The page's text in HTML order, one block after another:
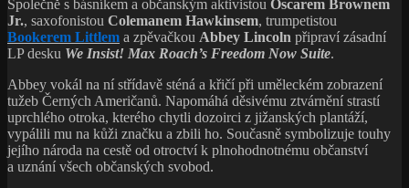
Společně s básníkem a občanským aktivistou Oscarem Brownem
Jr., saxofonistou Colemanem Hawkinsem, trumpetistou
Bookerem Littlem a zpěvačkou Abbey Lincoln připraví zásadní
LP desku We Insist! Max Roach’s Freedom Now Suite.
Abbey vokál na ní střídavě sténá a křičí při uměleckém zobrazení
tužeb Černých Američanů. Napomáhá děsivému ztvárnění strastí
uprchlého otroka, kterého chytli dozoirci z jižanských plantáží,
vypálili mu na kůži značku a zbili ho. Současně symbolizuje touhy
jejího národa na cestě od otroctví k plnohodnotnému občanství
a uznání všech občanských svobod.